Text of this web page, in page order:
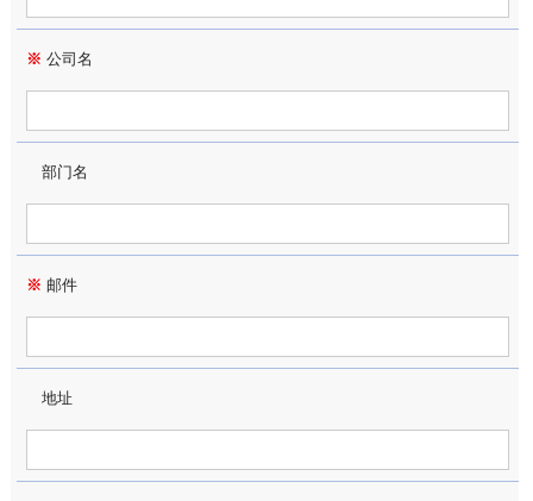
※ 公司名
部门名
※ 邮件
地址